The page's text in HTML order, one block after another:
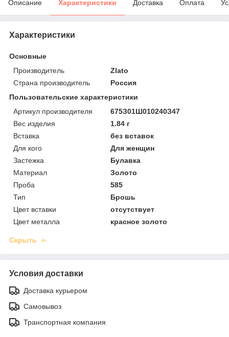
Описание Характеристики Доставка Оплата
Характеристики
Основные
Производитель
Zlato
Страна производитель
Россия
Пользовательские характеристики
Артикул производителя
675З01Ш010240З47
Вес изделия
1.84 г
Вставка
без вставок
Для кого
Для женщин
Застежка
Булавка
Материал
Золото
Проба
585
Тип
Брошь
Цвет вставки
отсутствует
Цвет металла
красное золото
Скрыть
Условия доставки
Доставка курьером
Самовывоз
Транспортная компания